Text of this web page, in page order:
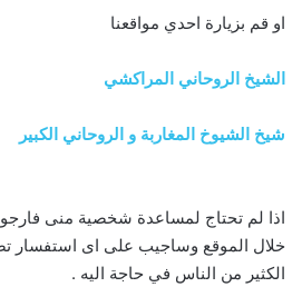
او قم بزيارة احدي مواقعنا
الشيخ الروحاني المراكشي
شيخ الشيوخ المغاربة و الروحاني الكبير
اذا لم تحتاج لمساعدة شخصية منى
خلال الموقع وساجيب على اى استفسار
الكثير من الناس في حاجة اليه .